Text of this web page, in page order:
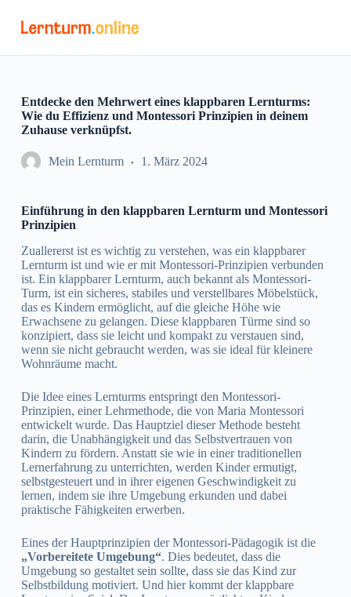
u
I
p
g
Entdecke den Mehrwert eines klappbaren Lernturms:
Wie du Effizienz und Montessori Prinzipien in deinem
Zuhause verknüpfst.
Mein Lernturm 1. März 2024
Einführung in den klappbaren Lernturm und Montessori
Prinzipien
Zuallererst ist es wichtig zu verstehen, was ein klappbarer
Lernturm ist und wie er mit Montessori-Prinzipien verbunden
ist. Ein klappbarer Lernturm, auch bekannt als Montessori-
Turm, ist ein sicheres, stabiles und verstellbares Möbelstück,
das es Kindern ermöglicht, auf die gleiche Höhe wie
Erwachsene zu gelangen. Diese klappbaren Türme sind so
konzipiert, dass sie leicht und kompakt zu verstauen sind,
wenn sie nicht gebraucht werden, was sie ideal für kleinere
Wohnräume macht.
Die Idee eines Lernturms entspringt den Montessori-
Prinzipien, einer Lehrmethode, die von Maria Montessori
entwickelt wurde. Das Hauptziel dieser Methode besteht
darin, die Unabhängigkeit und das Selbstvertrauen von
Kindern zu fördern. Anstatt sie wie in einer traditionellen
Lernerfahrung zu unterrichten, werden Kinder ermutigt,
selbstgesteuert und in ihrer eigenen Geschwindigkeit zu
lernen, indem sie ihre Umgebung erkunden und dabei
praktische Fähigkeiten erwerben.
Eines der Hauptprinzipien der Montessori-Pädagogik ist die
„Vorbereitete Umgebung“. Dies bedeutet, dass die
Umgebung so gestaltet sein sollte, dass sie das Kind zur
Selbstbildung motiviert. Und hier kommt der klappbare